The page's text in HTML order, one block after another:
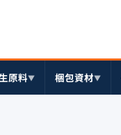
原料▼ 梱包資材▼